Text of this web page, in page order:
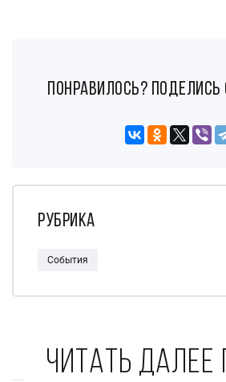
понравилось?
Рубрика
События
Читать далее